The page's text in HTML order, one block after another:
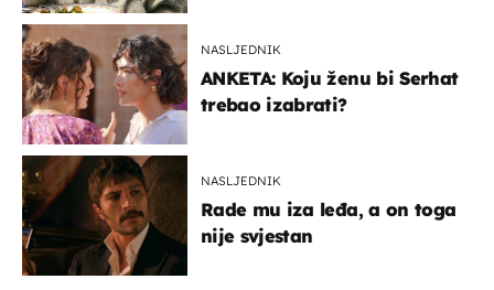
NASLJEDNIK
ANKETA: Koju ženu bi Serhat
trebao izabrati?
NASLJEDNIK
Rade mu iza leđa, a on toga
nije svjestan